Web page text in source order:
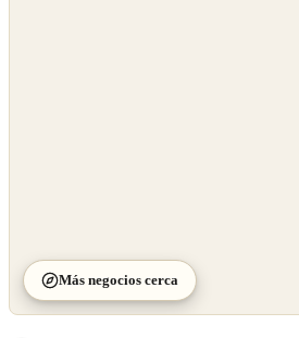
Más negocios cerca